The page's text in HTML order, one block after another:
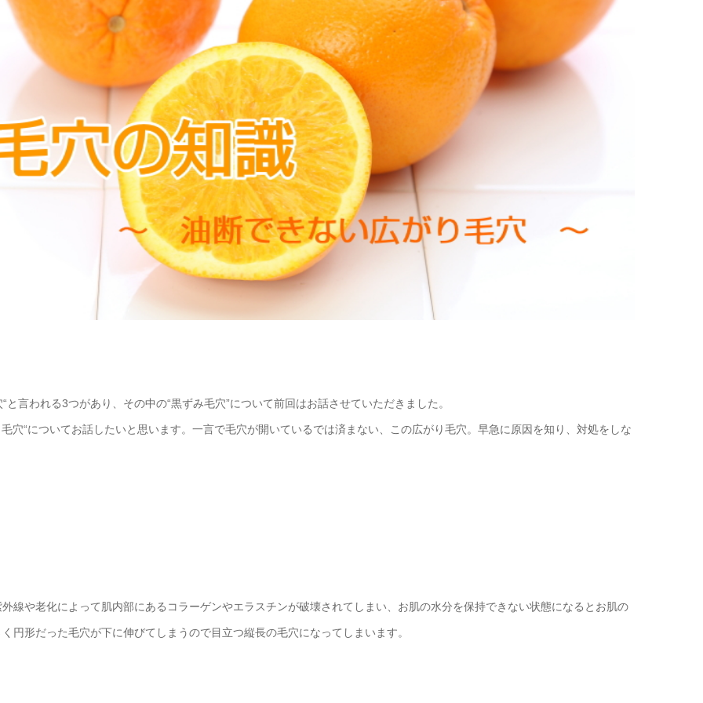
言われる3つがあり、その中の“黒ずみ毛穴”について前回はお話させていただきました。
穴“についてお話したいと思います。一言で毛穴が開いているでは済まない、この広がり毛穴。早急に原因を知り、対処をしな
線や老化によって肌内部にあるコラーゲンやエラスチンが破壊されてしまい、お肌の水分を保持できない状態になるとお肌の
円形だった毛穴が下に伸びてしまうので目立つ縦長の毛穴になってしまいます。